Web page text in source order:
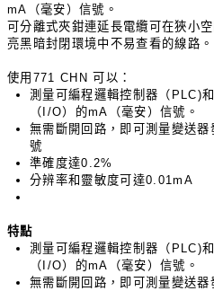
mA
（毫安）信號。
可分離式夾鉗連延長電纜可在狹小
亮黑暗封閉環境中不易查看的線路。
使用 771 CHN 可以：
測量可編程邏輯控制器（ PLC)
（ I/O）的mA
（毫安）信號。
無需斷開回路，即可測量變送器
號
準確度達0.2%
分辨率和靈敏度可達0.01mA
特點
測量可編程邏輯控制器（ PLC)
（ I/O）的mA
（毫安）信號。
無需斷開回路，即可測量變送器